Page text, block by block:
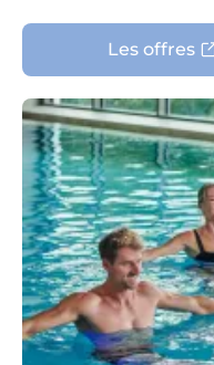
Les offres